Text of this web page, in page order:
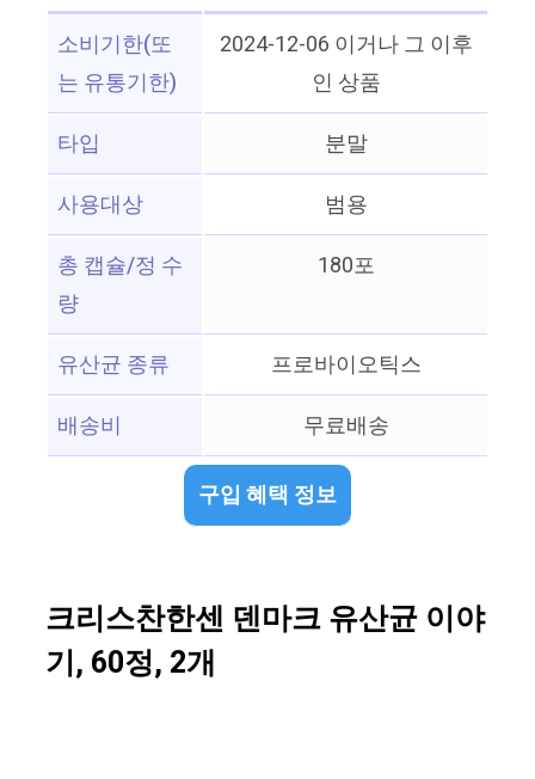
소비기한(또
는 유통기한)
2024-12-06 이거나 그 이후
인 상품
타입
분말
사용대상
범용
총 캡슐/정 수
량
180포
유산균 종류
프로바이오틱스
배송비
무료배송
구입 혜택 정보
크리스찬한센 덴마크 유산균 이야
기, 60정, 2개